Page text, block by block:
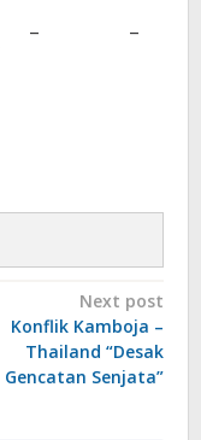
– –
Next post
Konflik Kamboja –
Thailand “Desak
Gencatan Senjata”